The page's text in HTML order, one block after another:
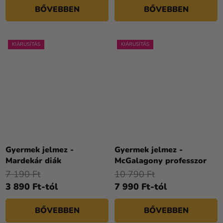
BŐVEBBEN BŐVEBBEN
KIÁRUSÍTÁS
Gyermek jelmez -
Mardekár diák
3 890 Ft-tól
7 190 Ft
BŐVEBBEN
KIÁRUSÍTÁS
Gyermek jelmez -
McGalagony professzor
7 990 Ft-tól
10 790 Ft
BŐVEBBEN